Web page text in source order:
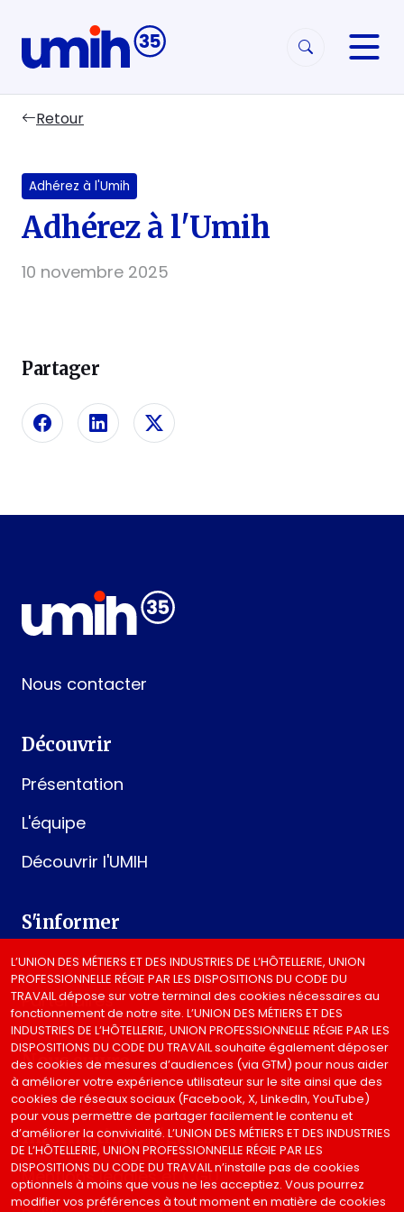
Aller au contenu
Retour
Adhérez à l'Umih
Adhérez à l'Umih
10 novembre 2025
Partager
Partager sur Facebook
Partager sur Linkedin
Partager sur X
Nous contacter
Découvrir
Présentation
L'équipe
Découvrir l'UMIH
S'informer
Actualités
Partenaires
Nous suivre
Informations légales
Mentions légales et CGU
L’UNION DES MÉTIERS ET DES INDUSTRIES DE L’HÔTELLERIE, UNION
PROFESSIONNELLE RÉGIE PAR LES DISPOSITIONS DU CODE DU
TRAVAIL dépose sur votre terminal des cookies nécessaires au
fonctionnement de notre site. L’UNION DES MÉTIERS ET DES
INDUSTRIES DE L’HÔTELLERIE, UNION PROFESSIONNELLE RÉGIE PAR LES
DISPOSITIONS DU CODE DU TRAVAIL souhaite également déposer
des cookies de mesures d’audiences (via GTM) pour nous aider
à améliorer votre expérience utilisateur sur le site ainsi que des
cookies de réseaux sociaux (Facebook, X, LinkedIn, YouTube)
pour vous permettre de partager facilement le contenu et
d’améliorer la convivialité. L’UNION DES MÉTIERS ET DES INDUSTRIES
DE L’HÔTELLERIE, UNION PROFESSIONNELLE RÉGIE PAR LES
DISPOSITIONS DU CODE DU TRAVAIL n’installe pas de cookies
optionnels à moins que vous ne les acceptiez. Vous pourrez
modifier vos préférences à tout moment en matière de cookies